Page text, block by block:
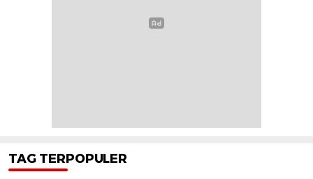
TAG TERPOPULER